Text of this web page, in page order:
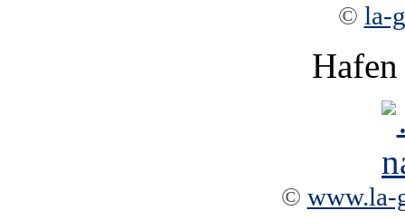
© la-
© www.la-